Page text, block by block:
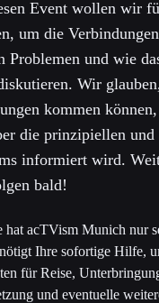
Event wollen wir
um die
Problemen und wie
Wir
kommen
die prinzipiellen und
informiert wird.
bald!
hat acTVism Munich nur
Ihre sofortige Hilfe,
für Reise,
und eventuelle